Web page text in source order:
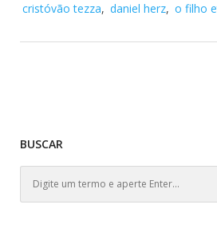
cristóvão tezza, daniel herz, o filho
BUSCAR